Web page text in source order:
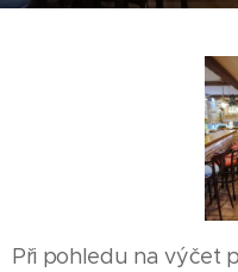
Při pohledu na výčet